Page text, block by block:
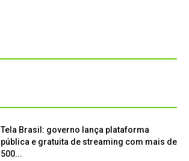
Tela Brasil: governo lança plataforma
pública e gratuita de streaming com mais de
500...